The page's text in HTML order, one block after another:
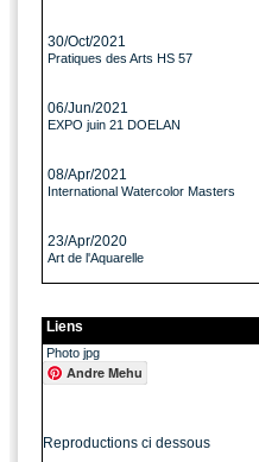
30/Oct/2021
Pratiques des Arts HS 57
06/Jun/2021
EXPO juin 21 DOELAN
08/Apr/2021
International Watercolor Masters
23/Apr/2020
Art de l'Aquarelle
Liens
Photo jpg
Andre Mehu
Reproductions ci dessous